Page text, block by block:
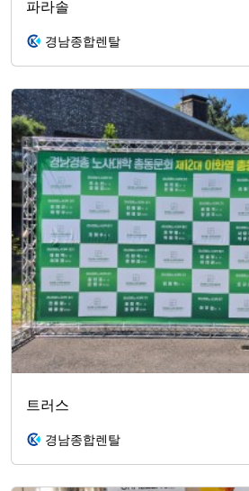
파라솔
경남종합렌탈
트러스
경남종합렌탈